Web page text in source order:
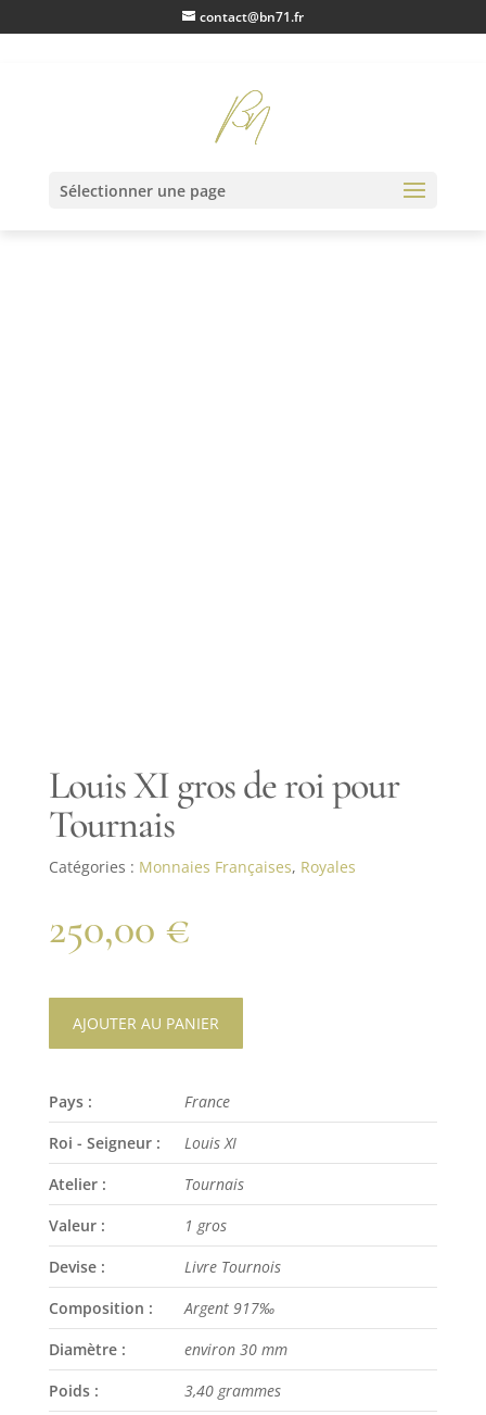
contact@bn71.fr
Sélectionner une pagepour Tournais
Louis XI gros de roi pour
Tournais
Catégories : Monnaies Françaises, Royales
250,00 €
AJOUTER AU PANIER
Pays :
France
Roi - Seigneur :
Louis XI
Atelier :
Tournais
Valeur :
1 gros
Devise :
Livre Tournois
Composition :
Argent 917‰
Diamètre :
environ 30 mm
Poids :
3,40 grammes